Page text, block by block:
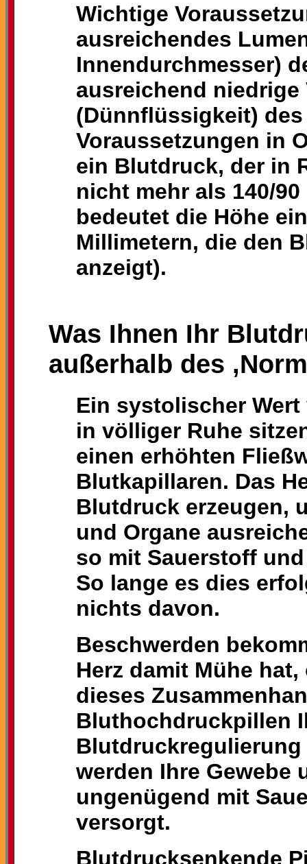
Wichtige
ausreichendes
Innendurchmesser)
ausreichend
(Dünnflüssigkeit)
Voraussetzungen in
ein Blutdruck, der in
nicht mehr als 140/
bedeutet die Höhe
Millimetern, die den
anzeigt).
Was Ihnen Ihr
außerhalb des
Ein systolischer Wert
in völliger Ruhe
einen erhöhten
Blutkapillaren. Das
Blutdruck erzeugen,
und Organe
so mit Sauerstoff
So lange es dies
nichts davon.
Beschwerden
Herz damit Mühe
dieses
Bluthochdruckpillen
werden Ihre Gewebe
ungenügend mit
versorgt.
Blutdrucksenkende